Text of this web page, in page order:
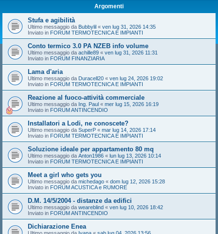
Argomenti
Stufa e agibilità
Ultimo messaggio da Bubbylil « ven lug 31, 2026 14:35
Inviato in FORUM TERMOTECNICA E IMPIANTI
Conto termico 3.0 PA NZEB info volume
Ultimo messaggio da achille89 « ven lug 31, 2026 11:31
Inviato in FORUM FINANZIARIA
Lama d'aria
Ultimo messaggio da Duracell20 « ven lug 24, 2026 19:02
Inviato in FORUM TERMOTECNICA E IMPIANTI
Reazione al fuoco-attività commerciale
Ultimo messaggio da Ing. Paul « mer lug 15, 2026 16:19
Inviato in FORUM ANTINCENDIO
Installatori a Lodi, ne conoscete?
Ultimo messaggio da SuperP « mar lug 14, 2026 17:14
Inviato in FORUM TERMOTECNICA E IMPIANTI
Soluzione ideale per appartamento 80 mq
Ultimo messaggio da Anton1986 « lun lug 13, 2026 10:14
Inviato in FORUM TERMOTECNICA E IMPIANTI
Meet a girl who gets you
Ultimo messaggio da michedago « dom lug 12, 2026 15:28
Inviato in FORUM ACUSTICA e RUMORE
D.M. 14/5/2004 - distanze da edifici
Ultimo messaggio da weareblind « ven lug 10, 2026 18:42
Inviato in FORUM ANTINCENDIO
Dichiarazione Enea